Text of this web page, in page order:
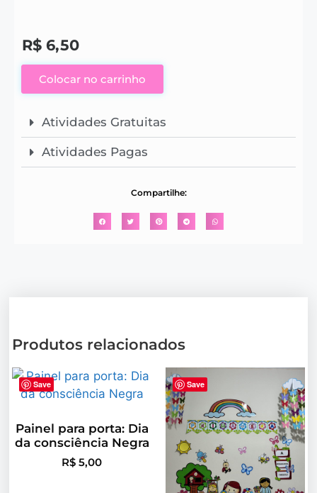
R$ 6,50
Colocar no carrinho
Atividades Gratuitas
Atividades Pagas
Compartilhe:
Produtos relacionados
Save
Painel para porta: Dia
da consciência Negra
R$ 5,00
Save